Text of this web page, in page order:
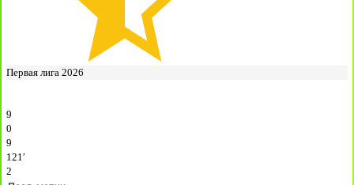
Первая лига 2026
9
0
9
121′
2